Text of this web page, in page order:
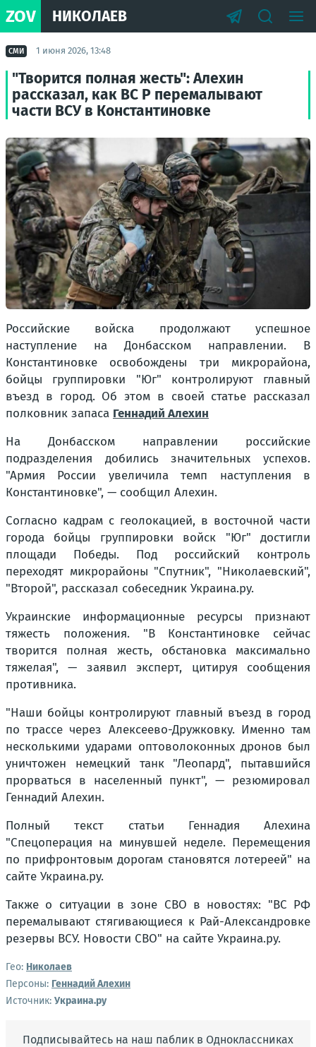
ZOV НИКОЛАЕВ
СМИ 1 июня 2026, 13:48
"Творится полная жесть": Алехин
рассказал, как ВС Р перемалывают
части ВСУ в Константиновке
Российские войска продолжают успешное
наступление на Донбасском направлении. В
Константиновке освобождены три микрорайона,
бойцы группировки "Юг" контролируют главный
въезд в город. Об этом в своей статье рассказал
полковник запаса Геннадий Алехин
На Донбасском направлении российские
подразделения добились значительных успехов.
"Армия России увеличила темп наступления в
Константиновке", — сообщил Алехин.
Согласно кадрам с геолокацией, в восточной части
города бойцы группировки войск "Юг" достигли
площади Победы. Под российский контроль
переходят микрорайоны "Спутник", "Николаевский",
"Второй", рассказал собеседник Украина.ру.
Украинские информационные ресурсы признают
тяжесть положения. "В Константиновке сейчас
творится полная жесть, обстановка максимально
тяжелая", — заявил эксперт, цитируя сообщения
противника.
"Наши бойцы контролируют главный въезд в город
по трассе через Алексеево-Дружковку. Именно там
несколькими ударами оптоволоконных дронов был
уничтожен немецкий танк "Леопард", пытавшийся
прорваться в населенный пункт", — резюмировал
Геннадий Алехин.
Полный текст статьи Геннадия Алехина
"Спецоперация на минувшей неделе. Перемещения
по прифронтовым дорогам становятся лотереей" на
сайте Украина.ру.
Также о ситуации в зоне СВО в новостях: "ВС РФ
перемалывают стягивающиеся к Рай-Александровке
резервы ВСУ. Новости СВО" на сайте Украина.ру.
Гео: Николаев
Персоны: Геннадий Алехин
Источник: Украина.ру
Подписывайтесь на наш паблик в Одноклассниках